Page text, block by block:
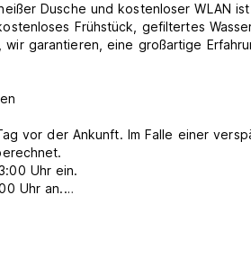
Dusche und kostenloser WLAN
Frühstück, gefiltertes
wir garantieren, eine großartige
vor der Ankunft. Im Falle einer
Uhr ein.
Uhr an.